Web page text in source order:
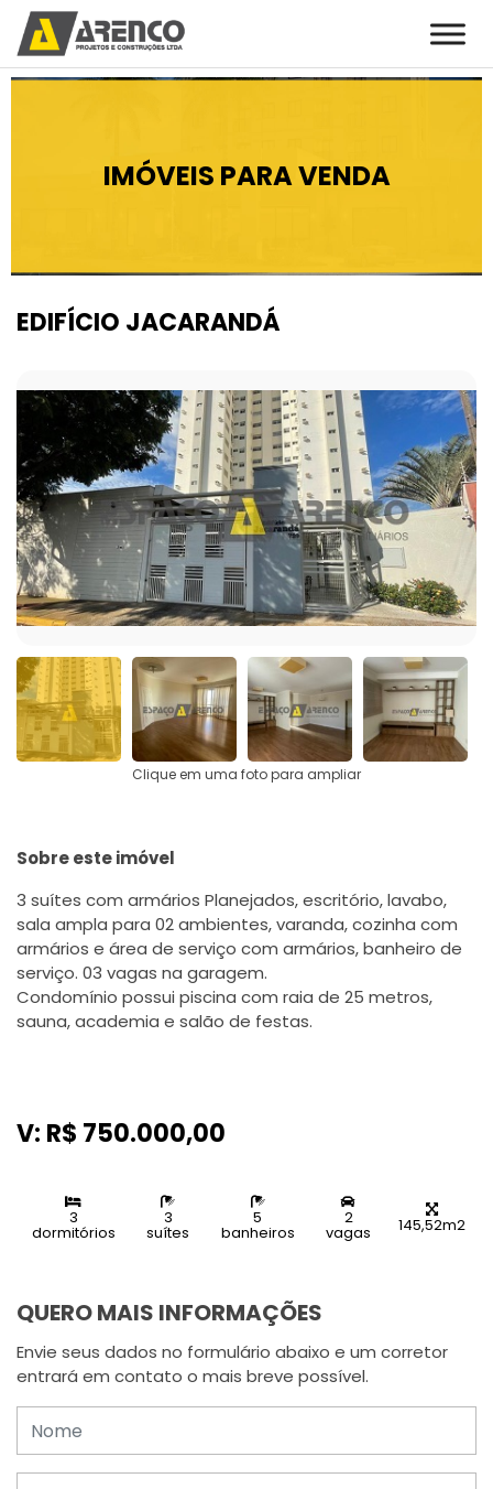
IMÓVEIS PARA VENDA
EDIFÍCIO JACARANDÁ
Clique em uma foto para ampliar
Sobre este imóvel
3 suítes com armários Planejados, escritório, lavabo,
sala ampla para 02 ambientes, varanda, cozinha com
armários e área de serviço com armários, banheiro de
serviço. 03 vagas na garagem.
Condomínio possui piscina com raia de 25 metros,
sauna, academia e salão de festas.
V: R$ 750.000,00
3
dormitórios
3
suítes
5
banheiros
2
vagas 145,52m2
QUERO MAIS INFORMAÇÕES
Envie seus dados no formulário abaixo e um corretor
entrará em contato o mais breve possível.